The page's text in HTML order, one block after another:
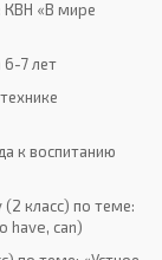
КВН «В мире
6-7 лет
к воспитанию
класс) по теме:
have, can)